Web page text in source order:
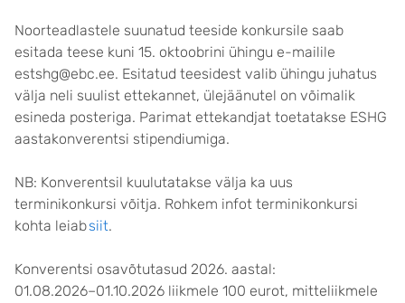
Noorteadlastele suunatud teeside konkursile saab
esitada teese kuni 15. oktoobrini ühingu e-mailile
estshg@ebc.ee. Esitatud teesidest valib ühingu juhatus
välja neli suulist ettekannet, ülejäänutel on võimalik
esineda posteriga. Parimat ettekandjat toetatakse ESHG
aastakonverentsi stipendiumiga.
NB: Konverentsil kuulutatakse välja ka uus
terminikonkursi võitja. Rohkem infot terminikonkursi
kohta leiabsiit.
Konverentsi osavõtutasud 2026. aastal:
01.08.2026–01.10.2026 liikmele 100 eurot, mitteliikmele